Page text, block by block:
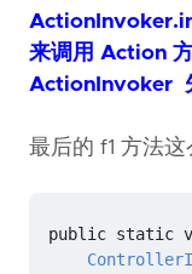
来调用 Action
ActionInvoker
最后的 f1 方法这
public static